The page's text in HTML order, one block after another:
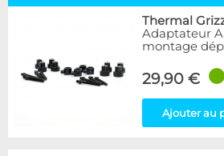
Thermal
Adaptateur
montage
29,90 €
Ajouter au